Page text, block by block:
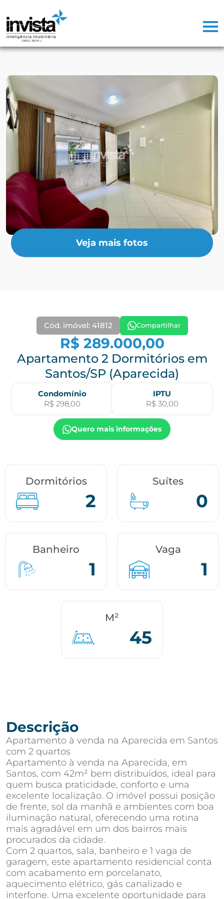
Veja mais fotos
Cód. imóvel: 41812 Compartilhar
R$ 289.000,00
Apartamento 2 Dormitórios em
Santos/SP (Aparecida)
Condomínio
R$ 298,00
IPTU
R$ 30,00
Quero mais informações
Dormitórios
2
Suítes
0
Banheiro
1
Vaga
1
M²
45
Descrição
Apartamento à venda na Aparecida em Santos
com 2 quartos
Apartamento à venda na Aparecida, em
Santos, com 42m² bem distribuídos, ideal para
quem busca praticidade, conforto e uma
excelente localização. O imóvel possui posição
de frente, sol da manhã e ambientes com boa
iluminação natural, oferecendo uma rotina
mais agradável em um dos bairros mais
procurados da cidade.
Com 2 quartos, sala, banheiro e 1 vaga de
garagem, este apartamento residencial conta
com acabamento em porcelanato,
aquecimento elétrico, gás canalizado e
interfone. Uma excelente oportunidade para